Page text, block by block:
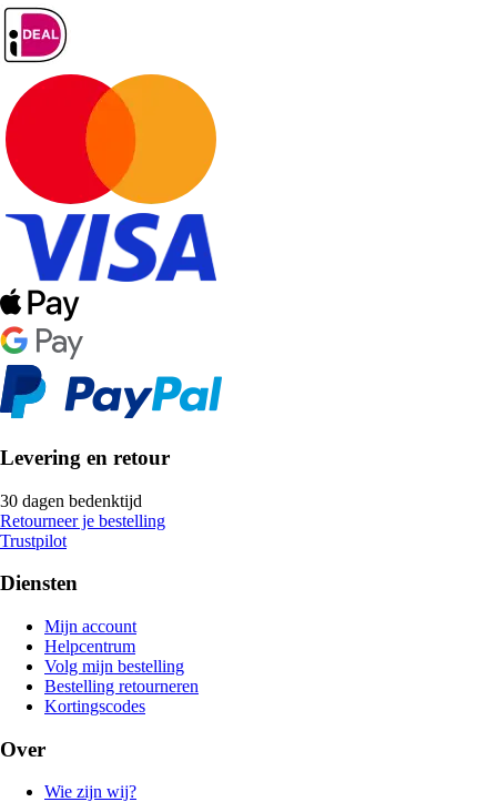
Levering en retour
30 dagen bedenktijd
Retourneer je bestelling
Trustpilot
Diensten
Mijn account
Helpcentrum
Volg mijn bestelling
Bestelling retourneren
Kortingscodes
Over
Wie zijn wij?